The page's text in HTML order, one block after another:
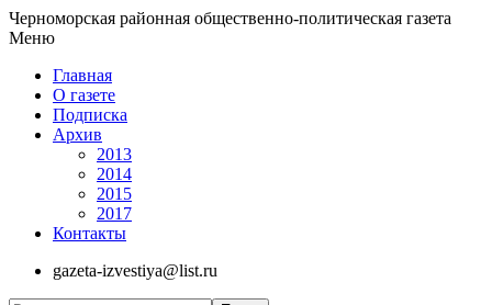
Черноморская районная общественно-политическая газета
Меню
Главная
О газете
Подписка
Архив
2013
2014
2015
2017
Контакты
gazeta-izvestiya@list.ru